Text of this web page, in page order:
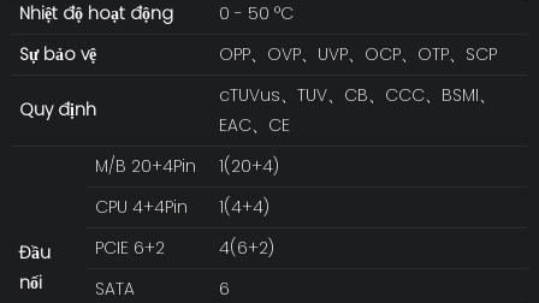
Nhiệt độ hoạt động
0 - 50 °C
Sự bảo vệ
OPP、OVP、UVP、OCP、OTP、SCP
Quy định
cTUVus、TUV、CB、CCC、BSMI、
EAC、CE
Đầu
nối
M/B 20+4Pin
1(20+4)
CPU 4+4Pin
1(4+4)
PCIE 6+2
4(6+2)
SATA
6